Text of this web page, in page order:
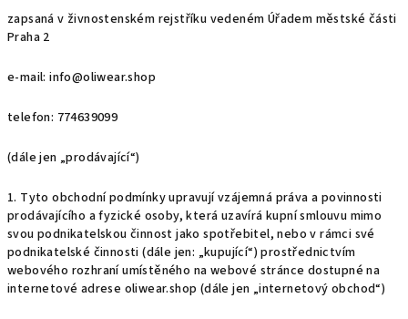
zapsaná v živnostenském rejstříku vedeném Úřadem městské části
Praha 2
e-mail: info@oliwear.shop
telefon: 774639099
(dále jen „prodávající“)
1. Tyto obchodní podmínky upravují vzájemná práva a povinnosti
prodávajícího a fyzické osoby, která uzavírá kupní smlouvu mimo
svou podnikatelskou činnost jako spotřebitel, nebo v rámci své
podnikatelské činnosti (dále jen: „kupující“) prostřednictvím
webového rozhraní umístěného na webové stránce dostupné na
internetové adrese oliwear.shop (dále jen „internetový obchod“)